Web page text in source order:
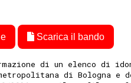
Scarica il bando
di un elenco di
di Bologna